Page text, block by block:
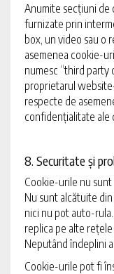
Anumite secțiuni
furnizate prin
box, un video sau o
asemenea cookie-
numesc “third party
proprietarul
respecte de
confidențialitate ale
8. Securitate și
Cookie-urile nu
Nu sunt alcătuite
nici nu pot auto-
replica pe alte
Neputând îndeplini
Cookie-urile pot fi